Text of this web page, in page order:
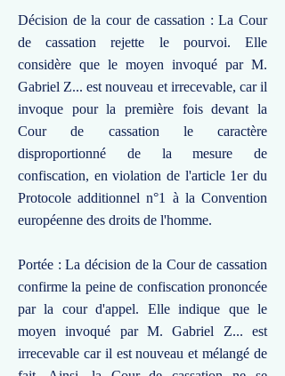
Décision de la cour de cassation : La Cour
de cassation rejette le pourvoi. Elle
considère que le moyen invoqué par M.
Gabriel Z... est nouveau et irrecevable, car il
invoque pour la première fois devant la
Cour de cassation le caractère
disproportionné de la mesure de
confiscation, en violation de l'article 1er du
Protocole additionnel n°1 à la Convention
européenne des droits de l'homme.
Portée : La décision de la Cour de cassation
confirme la peine de confiscation prononcée
par la cour d'appel. Elle indique que le
moyen invoqué par M. Gabriel Z... est
irrecevable car il est nouveau et mélangé de